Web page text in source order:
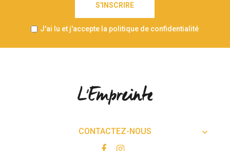
S'INSCRIRE
J'ai lu et j'accepte la politique de confidentialité
CONTACTEZ-NOUS 